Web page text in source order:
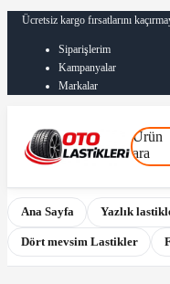
Ücretsiz kargo fırsatlarını
Siparişlerim
Kampanyalar
Markalar
Ürün
ara
Ana Sayfa Yazlık
Dört mevsim Lastikler